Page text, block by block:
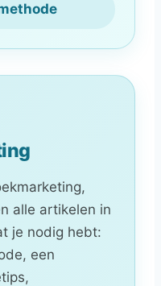
alle artikelen in
je nodig hebt:
een